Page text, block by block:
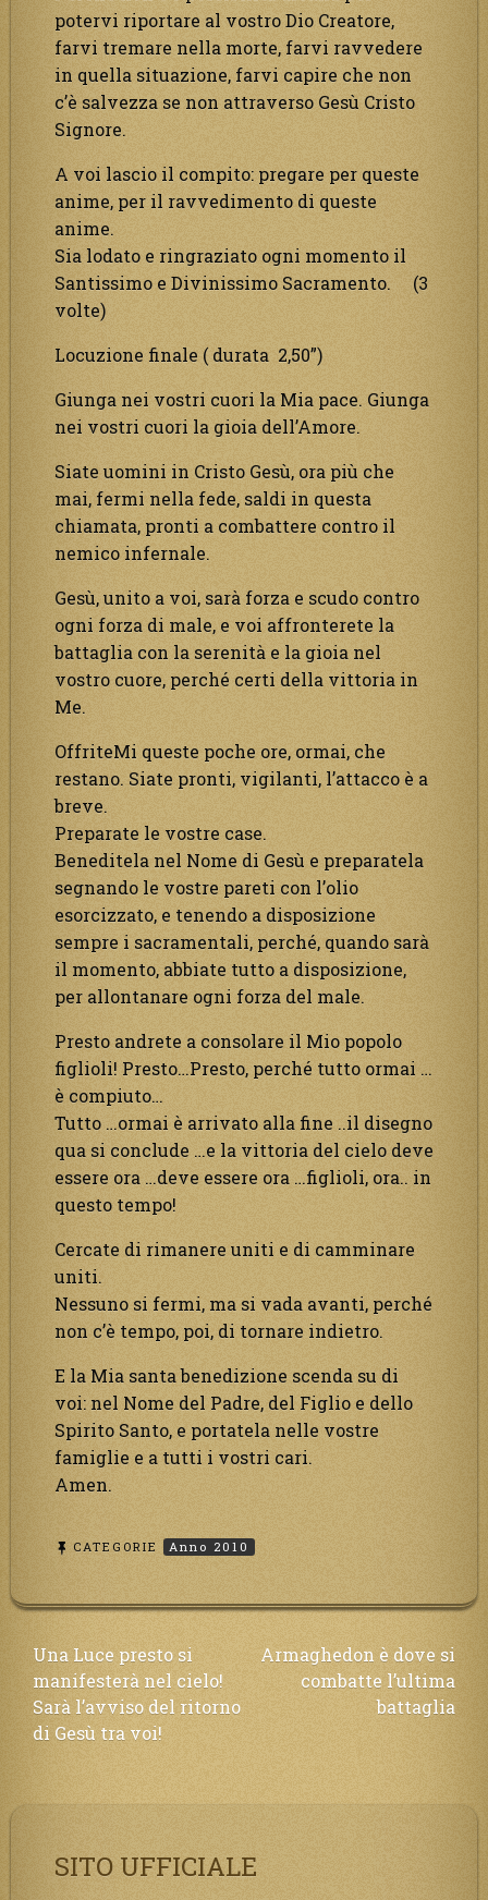
potervi riportare al vostro Dio Creatore,
farvi tremare nella morte, farvi ravvedere
in quella situazione, farvi capire che non
c’è salvezza se non attraverso Gesù Cristo
Signore.
A voi lascio il compito: pregare per queste
anime, per il ravvedimento di queste
anime.
Sia lodato e ringraziato ogni momento il
Santissimo e Divinissimo Sacramento. (3
volte)
Locuzione finale ( durata 2,50”)
Giunga nei vostri cuori la Mia pace. Giunga
nei vostri cuori la gioia dell’Amore.
Siate uomini in Cristo Gesù, ora più che
mai, fermi nella fede, saldi in questa
chiamata, pronti a combattere contro il
nemico infernale.
Gesù, unito a voi, sarà forza e scudo contro
ogni forza di male, e voi affronterete la
battaglia con la serenità e la gioia nel
vostro cuore, perché certi della vittoria in
Me.
OffriteMi queste poche ore, ormai, che
restano. Siate pronti, vigilanti, l’attacco è a
breve.
Preparate le vostre case.
Beneditela nel Nome di Gesù e preparatela
segnando le vostre pareti con l’olio
esorcizzato, e tenendo a disposizione
sempre i sacramentali, perché, quando sarà
il momento, abbiate tutto a disposizione,
per allontanare ogni forza del male.
Presto andrete a consolare il Mio popolo
figlioli! Presto…Presto, perché tutto ormai …
è compiuto…
Tutto …ormai è arrivato alla fine ..il disegno
qua si conclude …e la vittoria del cielo deve
essere ora …deve essere ora …figlioli, ora.. in
questo tempo!
Cercate di rimanere uniti e di camminare
uniti.
Nessuno si fermi, ma si vada avanti, perché
non c’è tempo, poi, di tornare indietro.
E la Mia santa benedizione scenda su di
voi: nel Nome del Padre, del Figlio e dello
Spirito Santo, e portatela nelle vostre
famiglie e a tutti i vostri cari.
Amen.
CATEGORIE Anno 2010
Navigazione
articoli
Una Luce presto si
manifesterà nel cielo!
Sarà l’avviso del ritorno
di Gesù tra voi!
Armaghedon è dove si
combatte l’ultima
battaglia
SITO UFFICIALE